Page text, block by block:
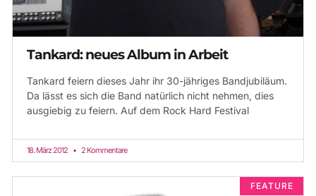
Tankard: neues Album in Arbeit
Tankard feiern dieses Jahr ihr 30-jähriges Bandjubiläum.
Da lässt es sich die Band natürlich nicht nehmen, dies
ausgiebig zu feiern. Auf dem Rock Hard Festival
18. März 2012 2 Kommentare
FEATURE